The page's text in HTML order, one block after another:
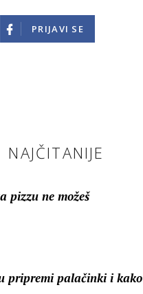
PRIJAVI SE
NAJČITANIJE
pizzu ne možeš
pripremi palačinki i kako